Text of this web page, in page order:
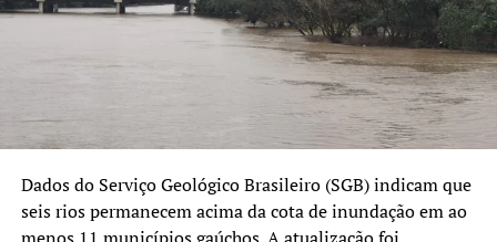
Dados do Serviço Geológico Brasileiro (SGB) indicam que
seis rios permanecem acima da cota de inundação em ao